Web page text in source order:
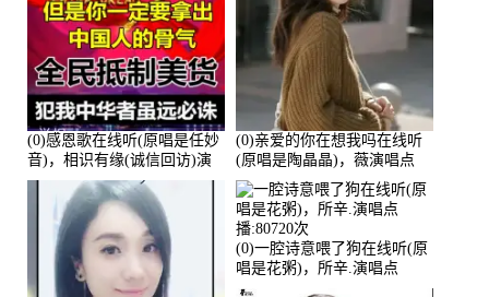
(0)感恩歌在线听(原唱是任妙
音)，相识有缘(诚信回访)演
唱点播:161288次
(0)亲爱的你在想我吗在线听
(原唱是陶晶晶)，薇演唱点
播:159722次
(0)一腔诗意喂了狗在线听(原
唱是花粥)，所辛.演唱点
播:80720次